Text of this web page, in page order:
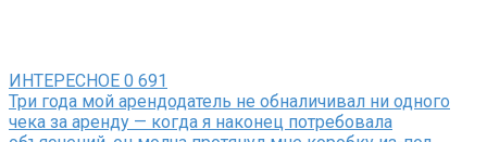
ИНТЕРЕСНОЕ 0 691
Три года мой арендодатель не обналичивал ни одного
чека за аренду — когда я наконец потребовала